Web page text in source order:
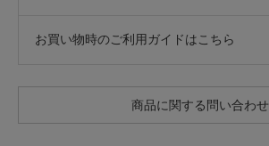
お買い物時のご利用ガイドはこちら
商品に関する問い合わせ